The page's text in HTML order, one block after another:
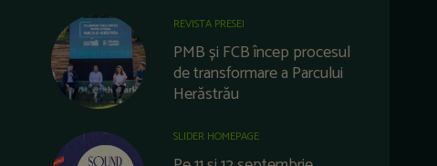
REVISTA PRESEI
PMB și FCB încep procesul
de transformare a Parcului
Herăstrău
SLIDER HOMEPAGE